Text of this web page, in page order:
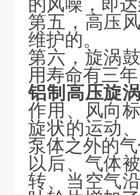
第五，高压
维护的。
第六，旋涡
用寿命有三年
铝制高压旋
作用、风向
旋状的运动
泵体之外的
以后、气体
转、当空气